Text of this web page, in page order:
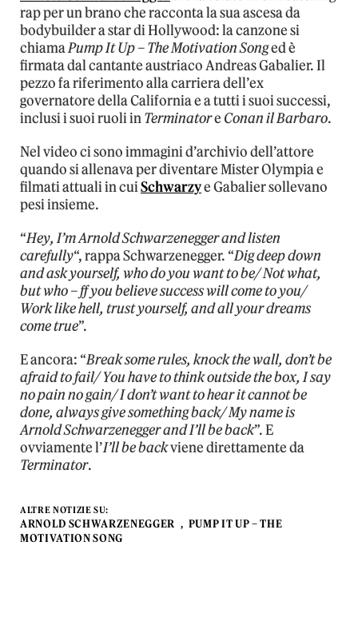
rap per un brano che racconta la sua ascesa da
bodybuilder a star di Hollywood: la canzone si
chiamaPump It Up – The Motivation Songed è
firmata dal cantante austriaco Andreas Gabalier. Il
pezzo fa riferimento alla carriera dell’ex
governatore della California e a tutti i suoi successi,
inclusi i suoi ruoli inTerminatore Conan il Barbaro.
Nel video ci sono immagini d’archivio dell’attore
quando si allenava per diventare Mister Olympia e
filmati attuali in cuiSchwarzye Gabalier sollevano
pesi insieme.
“Hey, I’m Arnold Schwarzenegger and listen
carefully“, rappa Schwarzenegger. “Dig deep down
and ask yourself, who do you want to be/ Not what,
but who – ff you believe success will come to you/
Work like hell, trust yourself, and all your dreams
come true”.
E ancora: “Break some rules, knock the wall, don’t be
afraid to fail/ You have to think outside the box, I say
no pain no gain/ I don’t want to hear it cannot be
done, always give something back/ My name is
Arnold Schwarzenegger and I’ll be back”. E
ovviamente l’I’ll be backviene direttamente da
Terminator.
ALTRE NOTIZIE SU:
ARNOLD SCHWARZENEGGER
PUMP IT UP – THE
MOTIVATION SONG